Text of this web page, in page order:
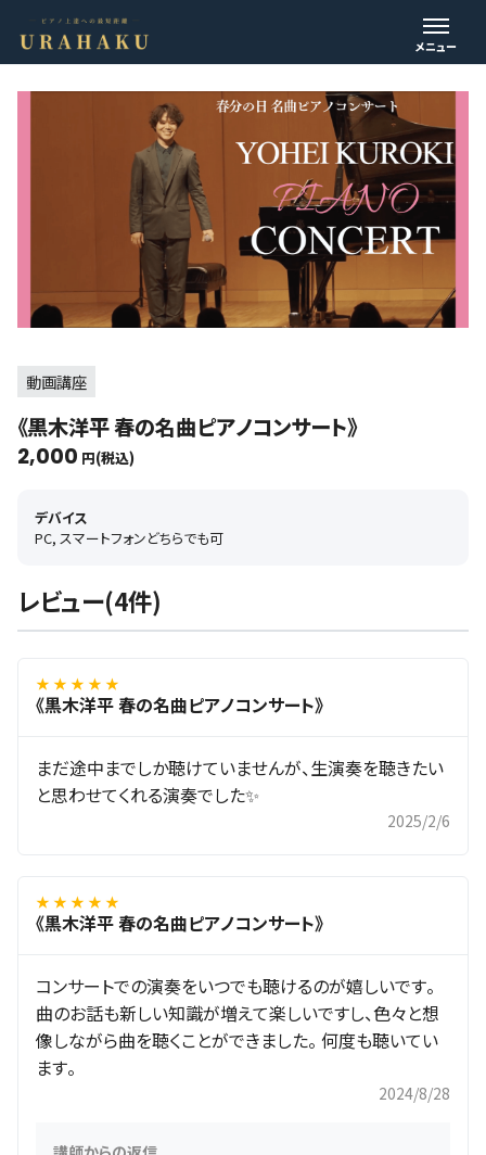
動画講座
《黒木洋平 春の名曲ピアノコンサート》
2,000 円(税込)
デバイス
PC, スマートフォンどちらでも可
レビュー(4件)
★ ★ ★ ★ ★
《黒木洋平 春の名曲ピアノコンサート》
まだ途中までしか聴けていませんが、生演奏を聴きたい
と思わせてくれる演奏でした✨
2025/2/6
★ ★ ★ ★ ★
《黒木洋平 春の名曲ピアノコンサート》
コンサートでの演奏をいつでも聴けるのが嬉しいです。
曲のお話も新しい知識が増えて楽しいですし、色々と想
像しながら曲を聴くことができました。 何度も聴いてい
ます。
2024/8/28